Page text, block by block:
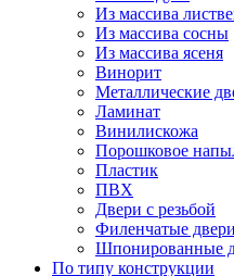
Из массива
Из массива сосны
Из массива ясеня
Винорит
Металлические
Ламинат
Винилискожа
Порошковое
Пластик
ПВХ
Двери с резьбой
Филенчатые двери
Шпонированные
По типу конструкции